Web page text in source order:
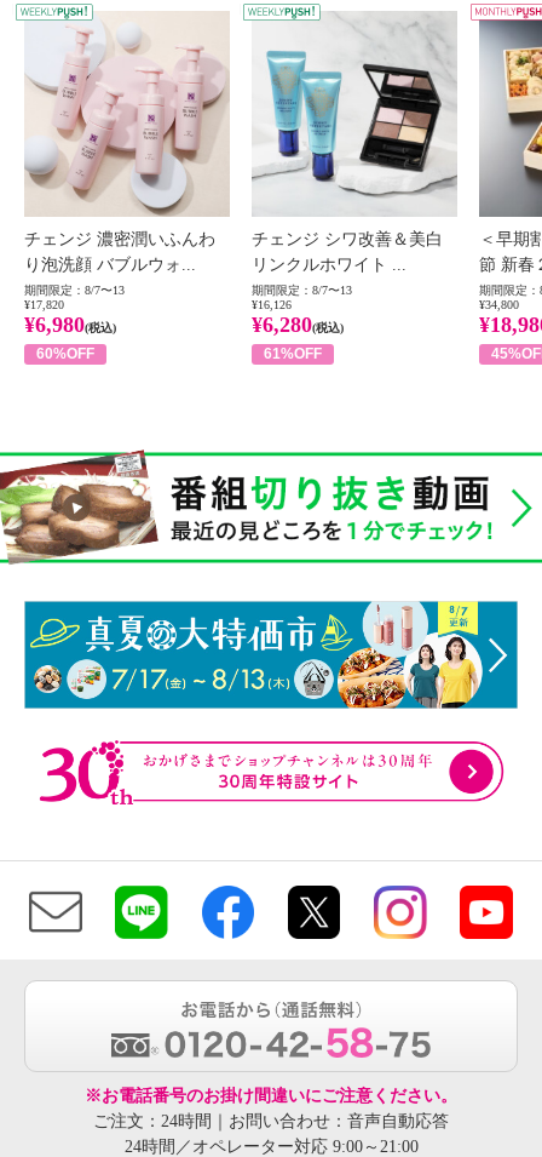
WEEKLY PUSH
チェンジ 濃密潤いふんわ
り泡洗顔 バブルウォ...
期間限定：8/7〜13
¥17,820
¥6,980(税込)
60%OFF
チェンジ シワ改善＆美白
リンクルホワイト ...
期間限定：8/7〜13
¥16,126
¥6,280(税込)
61%OFF
＜早期
節 新春
期間限定：
¥34,800
※お電話番号のお掛け間違いにご注意ください。
ご注文：24時間｜お問い合わせ：音声自動応答
24時間／オペレーター対応 9:00～21:00